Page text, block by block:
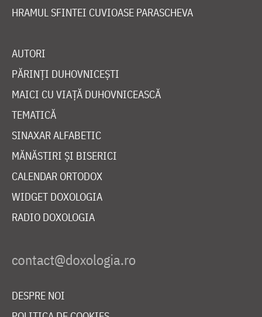
HRAMUL SFINTEI CUVIOASE PARASCHEVA
AUTORI
PĂRINȚI DUHOVNICEȘTI
MAICI CU VIAȚĂ DUHOVNICEASCĂ
TEMATICĂ
SINAXAR ALFABETIC
MĂNĂSTIRI ȘI BISERICI
CALENDAR ORTODOX
WIDGET DOXOLOGIA
RADIO DOXOLOGIA
DESPRE NOI